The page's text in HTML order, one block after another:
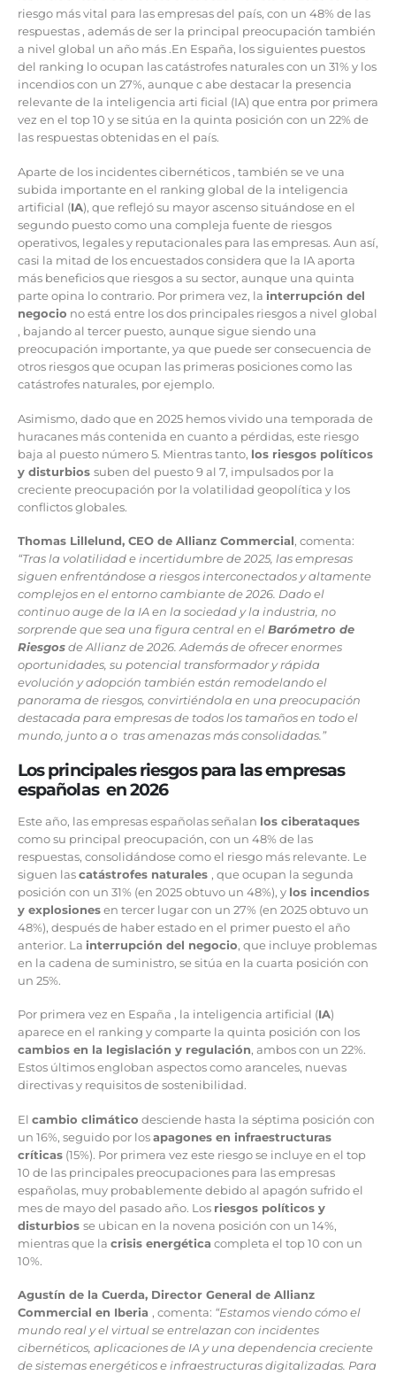
riesgo más vital para las empresas del país, con un 48% de las
respuestas , además de ser la principal preocupación también
a nivel global un año más .En España, los siguientes puestos
del ranking lo ocupan las catástrofes naturales con un 31% y los
incendios con un 27%, aunque c abe destacar la presencia
relevante de la inteligencia arti ficial (IA) que entra por primera
vez en el top 10 y se sitúa en la quinta posición con un 22% de
las respuestas obtenidas en el país.
Aparte de los incidentes cibernéticos , también se ve una
subida importante en el ranking global de la inteligencia
artificial (IA), que reflejó su mayor ascenso situándose en el
segundo puesto como una compleja fuente de riesgos
operativos, legales y reputacionales para las empresas. Aun así,
casi la mitad de los encuestados considera que la IA aporta
más beneficios que riesgos a su sector, aunque una quinta
parte opina lo contrario. Por primera vez, la interrupción del
negocio no está entre los dos principales riesgos a nivel global
, bajando al tercer puesto, aunque sigue siendo una
preocupación importante, ya que puede ser consecuencia de
otros riesgos que ocupan las primeras posiciones como las
catástrofes naturales, por ejemplo.
Asimismo, dado que en 2025 hemos vivido una temporada de
huracanes más contenida en cuanto a pérdidas, este riesgo
baja al puesto número 5. Mientras tanto, los riesgos políticos
y disturbios suben del puesto 9 al 7, impulsados por la
creciente preocupación por la volatilidad geopolítica y los
conflictos globales.
Thomas Lillelund, CEO de Allianz Commercial, comenta:
“Tras la volatilidad e incertidumbre de 2025, las empresas
siguen enfrentándose a riesgos interconectados y altamente
complejos en el entorno cambiante de 2026. Dado el
continuo auge de la IA en la sociedad y la industria, no
sorprende que sea una figura central en elBarómetro de
Riesgosde Allianz de 2026. Además de ofrecer enormes
oportunidades, su potencial transformador y rápida
evolución y adopción también están remodelando el
panorama de riesgos, convirtiéndola en una preocupación
destacada para empresas de todos los tamaños en todo el
mundo, junto a o tras amenazas más consolidadas.”
Los principales riesgos para las empresas
españolas en 2026
Este año, las empresas españolas señalan los ciberataques
como su principal preocupación, con un 48% de las
respuestas, consolidándose como el riesgo más relevante. Le
siguen lascatástrofes naturales , que ocupan la segunda
posición con un 31% (en 2025 obtuvo un 48%), y los incendios
y explosionesen tercer lugar con un 27% (en 2025 obtuvo un
48%), después de haber estado en el primer puesto el año
anterior. La interrupción del negocio, que incluye problemas
en la cadena de suministro, se sitúa en la cuarta posición con
un 25%.
Por primera vez en España , la inteligencia artificial (IA)
aparece en el ranking y comparte la quinta posición con los
cambios en la legislación y regulación, ambos con un 22%.
Estos últimos engloban aspectos como aranceles, nuevas
directivas y requisitos de sostenibilidad.
El cambio climático desciende hasta la séptima posición con
un 16%, seguido por losapagones en infraestructuras
críticas (15%). Por primera vez este riesgo se incluye en el top
10 de las principales preocupaciones para las empresas
españolas, muy probablemente debido al apagón sufrido el
mes de mayo del pasado año. Los riesgos políticos y
disturbios se ubican en la novena posición con un 14%,
mientras que la crisis energética completa el top 10 con un
10%.
Agustín de la Cuerda, Director General de Allianz
Commercial en Iberia , comenta: “Estamos viendo cómo el
mundo real y el virtual se entrelazan con incidentes
cibernéticos, aplicaciones de IA y una dependencia creciente
de sistemas energéticos e infraestructuras digitalizadas. Para